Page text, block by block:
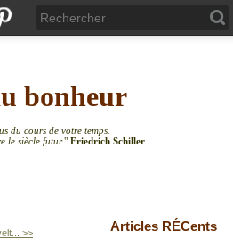
bonheur
du cours de votre temps.
le siècle futur." Friedrich Schiller
>> Articles RÉCents